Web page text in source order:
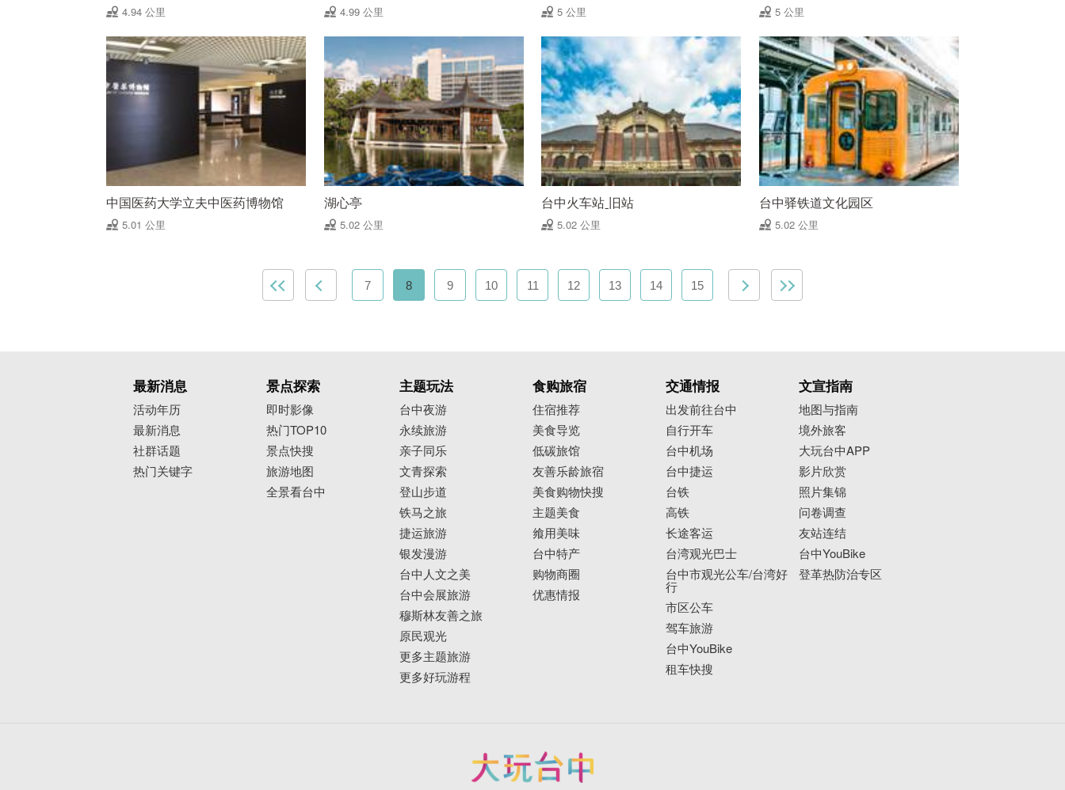
4.94 公里 4.99 公里 5 公里 5 公里
中国医药大学立夫中医药博物馆
5.01 公里
湖心亭
5.02 公里
台中火车站ˍ旧站
5.02 公里
台中驿铁道文化园区
5.02 公里
7 8 9 10 11 12 13 14 15
最新消息
活动年历
最新消息
社群话题
热门关键字
景点探索
即时影像
热门TOP10
景点快搜
旅游地图
全景看台中
主题玩法
台中夜游
永续旅游
亲子同乐
文青探索
登山步道
铁马之旅
捷运旅游
银发漫游
台中人文之美
台中会展旅游
穆斯林友善之旅
原民观光
更多主题旅游
更多好玩游程
食购旅宿
住宿推荐
美食导览
低碳旅馆
友善乐龄旅宿
美食购物快搜
主题美食
飨用美味
台中特产
购物商圈
优惠情报
交通情报
出发前往台中
自行开车
台中机场
台中捷运
台铁
高铁
长途客运
台湾观光巴士
台中市观光公车/台湾好
行
市区公车
驾车旅游
台中YouBike
租车快搜
文宣指南
地图与指南
境外旅客
大玩台中APP
影片欣赏
照片集锦
问卷调查
友站连结
台中YouBike
登革热防治专区